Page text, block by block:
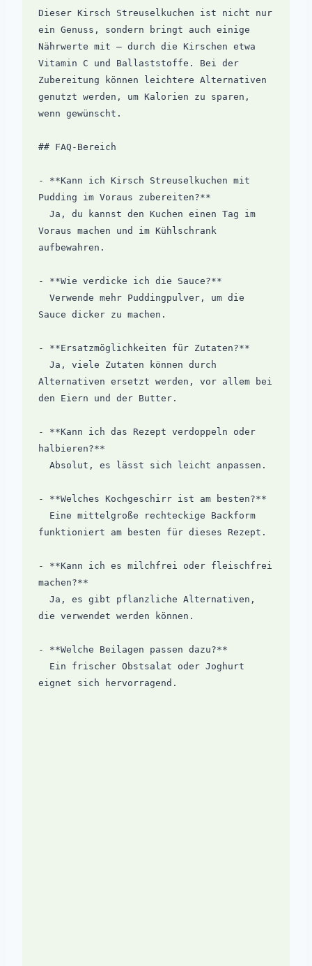
Dieser Kirsch Streuselkuchen ist nicht nur
ein Genuss, sondern bringt auch einige
Nährwerte mit – durch die Kirschen etwa
Vitamin C und Ballaststoffe. Bei der
Zubereitung können leichtere Alternativen
genutzt werden, um Kalorien zu sparen,
wenn gewünscht.
## FAQ-Bereich
- **Kann ich Kirsch Streuselkuchen mit
Pudding im Voraus zubereiten?**
Voraus machen und im Kühlschrank
aufbewahren.
- **Wie verdicke ich die Sauce?**
Sauce dicker zu machen.
- **Ersatzmöglichkeiten für Zutaten?**
Alternativen ersetzt werden, vor allem bei
den Eiern und der Butter.
- **Kann ich das Rezept verdoppeln oder
halbieren?**
- **Welches Kochgeschirr ist am besten?**
funktioniert am besten für dieses Rezept.
- **Kann ich es milchfrei oder fleischfrei
machen?**
die verwendet werden können.
- **Welche Beilagen passen dazu?**
eignet sich hervorragend.